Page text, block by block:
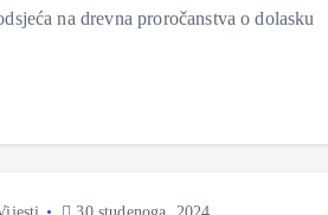
na drevna proročanstva o dolasku